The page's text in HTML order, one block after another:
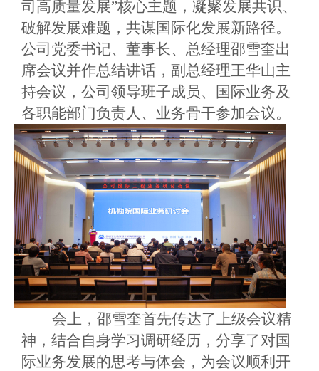
司高质量发展”核心主题，凝聚发展共识、
破解发展难题，共谋国际化发展新路径。
公司党委书记、董事长、总经理邵雪奎出
席会议并作总结讲话，副总经理王华山主
持会议，公司领导班子成员、国际业务及
各职能部门负责人、业务骨干参加会议。
会上，邵雪奎首先传达了上级会议精
神，结合自身学习调研经历，分享了对国
际业务发展的思考与体会，为会议顺利开